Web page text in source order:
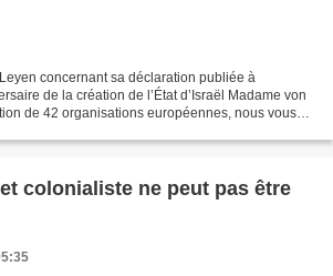
concernant sa déclaration publiée à
de la création de l’État d’Israël Madame von
de 42 organisations européennes, nous vous
colonialiste ne peut pas être